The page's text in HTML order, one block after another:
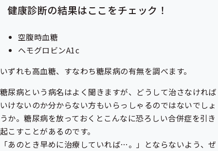
健康診断の結果はここをチェック！
空腹時血糖
ヘモグロビンA1c
いずれも高血糖、すなわち糖尿病の有無を調べます。
糖尿病という病名はよく聞きますが、どうして治さなければ
いけないのか分からない方もいらっしゃるのではないでしょ
うか。糖尿病を放っておくとこんなに恐ろしい合併症を引き
起こすことがあるのです。
「あのとき早めに治療していれば…。」とならないよう、ぜ